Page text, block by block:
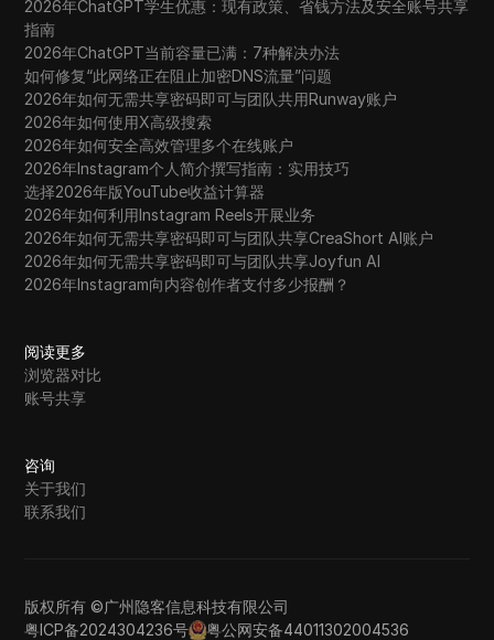
2026年ChatGPT学生优惠：现有政策、省钱方法及安全账号共享
指南
2026年ChatGPT当前容量已满：7种解决办法
如何修复“此网络正在阻止加密DNS流量”问题
2026年如何无需共享密码即可与团队共用Runway账户
2026年如何使用X高级搜索
2026年如何安全高效管理多个在线账户
2026年Instagram个人简介撰写指南：实用技巧
选择2026年版YouTube收益计算器
2026年如何利用Instagram Reels开展业务
2026年如何无需共享密码即可与团队共享CreaShort AI账户
2026年如何无需共享密码即可与团队共享Joyfun AI
2026年Instagram向内容创作者支付多少报酬？
阅读更多
浏览器对比
账号共享
咨询
关于我们
联系我们
版权所有 ©广州隐客信息科技有限公司
粤ICP备2024304236号
粤公网安备44011302004536